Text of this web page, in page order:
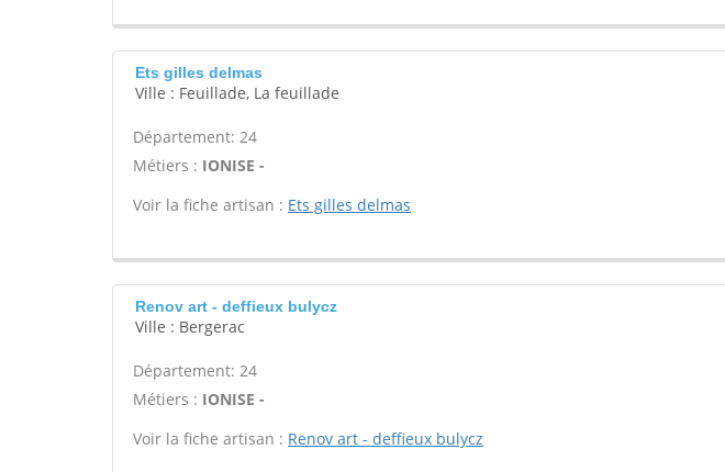
Ets gilles delmas
Ville : Feuillade, La feuillade
Département: 24
Métiers : IONISE -
Voir la fiche artisan : Ets gilles delmas
Renov art - deffieux bulycz
Ville : Bergerac
Département: 24
Métiers : IONISE -
Voir la fiche artisan : Renov art - deffieux bulycz